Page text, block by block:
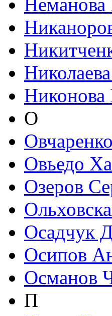
Никонова
О
Овьедо
Озеров
Осадчук
Осипов
Османов
П